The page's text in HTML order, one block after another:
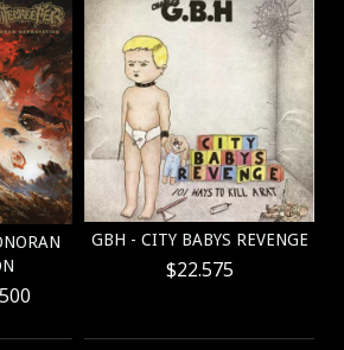
GBH - CITY BABYS REVENGE
$22.575